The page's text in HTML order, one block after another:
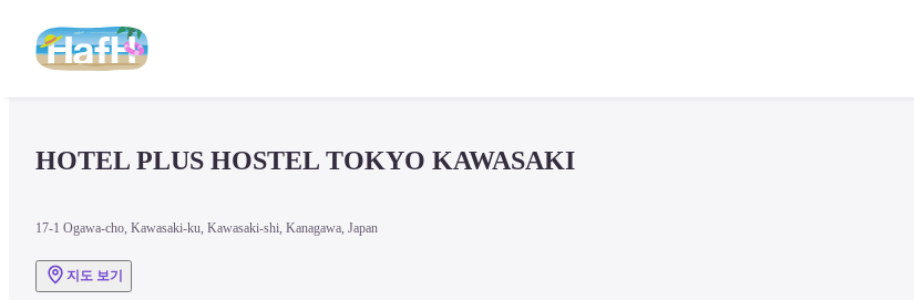
HOTEL PLUS HOSTEL TOKYO KAWASAKI
17-1 Ogawa-cho, Kawasaki-ku, Kawasaki-shi, Kanagawa, Japan
지도 보기